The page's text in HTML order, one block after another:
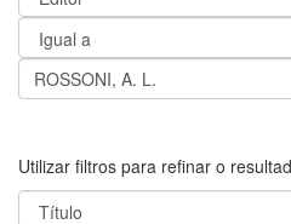
Utilizar filtros para refinar o